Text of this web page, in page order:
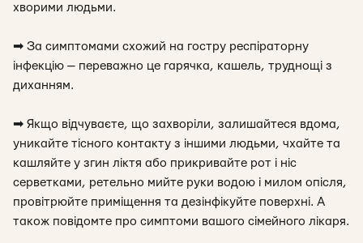
хворими людьми.
➡ За симптомами схожий на гостру респіраторну
інфекцію — переважно це гарячка, кашель, труднощі з
диханням.
➡ Якщо відчуваєте, що захворіли, залишайтеся вдома,
уникайте тісного контакту з іншими людьми, чхайте та
кашляйте у згин ліктя або прикривайте рот і ніс
серветками, ретельно мийте руки водою і милом опісля,
провітрюйте приміщення та дезінфікуйте поверхні. А
також повідомте про симптоми вашого сімейного лікаря.